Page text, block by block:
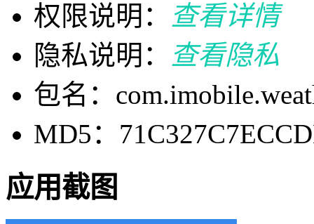
权限说明：
查看详情
隐私说明：
查看隐私
包名：
MD5：
应用截图